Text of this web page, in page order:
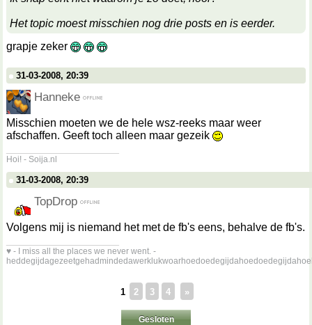
Het topic moest misschien nog drie posts en is eerder.
grapje zeker
31-03-2008, 20:39
Hanneke
Misschien moeten we de hele wsz-reeks maar weer
afschaffen. Geeft toch alleen maar gezeik
Hoi! - Soija.nl
31-03-2008, 20:39
TopDrop
Volgens mij is niemand het met de fb's eens, behalve de fb's.
♥ - I miss all the places we never went. -
1 2 3 4 »
Gesloten